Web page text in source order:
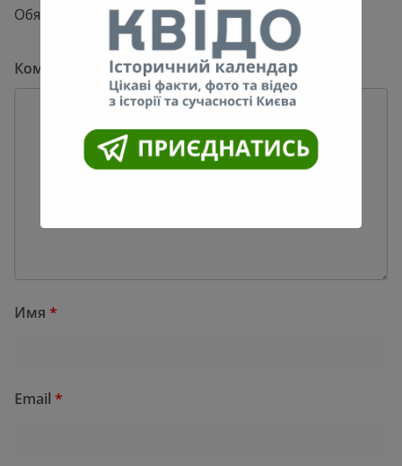
Обязательные поля помечены*
Комментарий*
Имя *
Email *